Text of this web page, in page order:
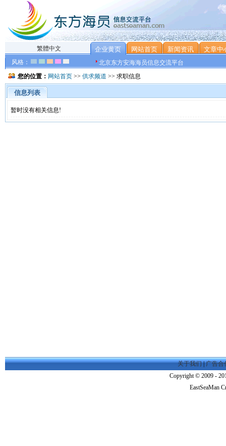
繁體中文
风格：
企业黄页 网站首页 新闻资讯 文章中
北京东方安海海员信息交流平台
您的位置： 网站首页 >> 供求频道 >> 求职信息
信息列表
暂时没有相关信息!
关于我们|广告合
Copyright © 2009 -
EastSeaMan